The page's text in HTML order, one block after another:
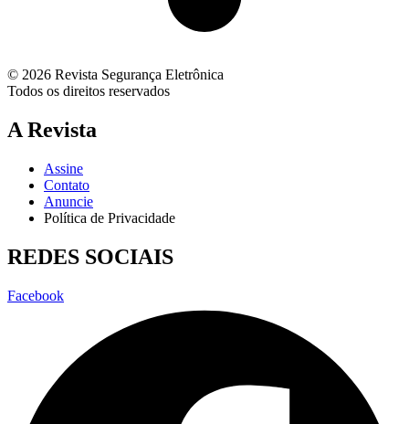
© 2026 Revista Segurança Eletrônica
Todos os direitos reservados
A Revista
Assine
Contato
Anuncie
Política de Privacidade
REDES SOCIAIS
Facebook